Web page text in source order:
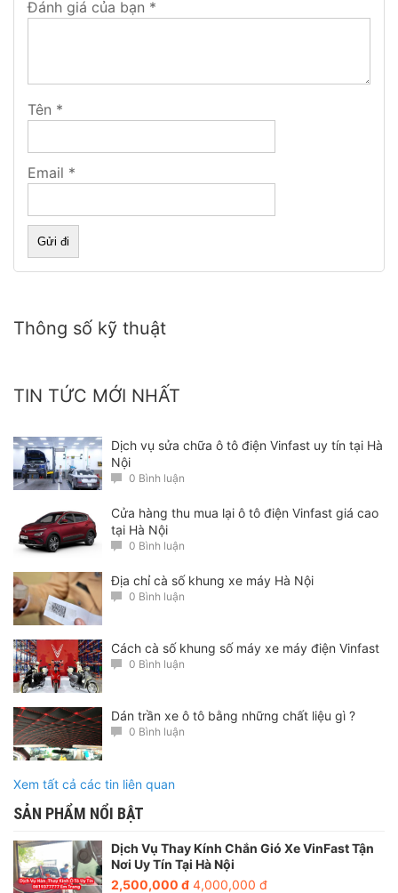
Như các bạn đã biết kính là một bộ phận rất quan
trọng và rất cần thiết trên xe ô tô . Kính ô tô ngoài
việc tăng độ cứng vững chắc cho kết cấu xe và bảo
vệ an toàn cho người trong mọi các tình huống gây va
chạm
Quy trình thay kính tại Độ Nội Thất Ô Tô Hà Nội :
Bước 1:Tiến hành tháo Capo của xe để tiện cho việc
tháo kính ra
Bước 2:Tiến hành tháo kính cũ bị hỏng ra khỏi xe
Đánh giá của bạn *
Tên *
Email *
Thông số kỹ thuật
TIN TỨC MỚI NHẤT
Dịch vụ sửa chữa ô tô điện Vinfast uy tín tại Hà
Nội
0 Bình luận
Cửa hàng thu mua lại ô tô điện Vinfast giá cao
tại Hà Nội
0 Bình luận
Địa chỉ cà số khung xe máy Hà Nội
0 Bình luận
Cách cà số khung số máy xe máy điện Vinfast
0 Bình luận
Dán trần xe ô tô bằng những chất liệu gì ?
0 Bình luận
Xem tất cả các tin liên quan
SẢN PHẨM NỔI BẬT
Dịch Vụ Thay Kính Chắn Gió Xe VinFast Tận
Nơi Uy Tín Tại Hà Nội
2,500,000 đ 4,000,000 đ